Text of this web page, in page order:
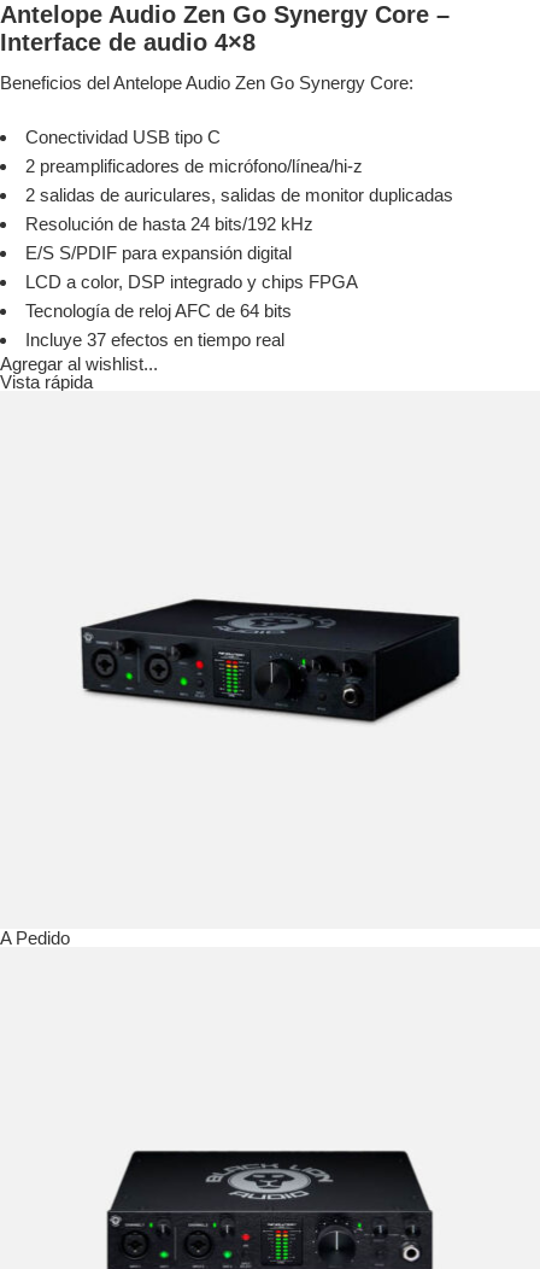
Antelope Audio Zen Go Synergy Core –
Interface de audio 4×8
Beneficios del Antelope Audio Zen Go Synergy Core:
Conectividad USB tipo C
2 preamplificadores de micrófono/línea/hi-z
2 salidas de auriculares, salidas de monitor duplicadas
Resolución de hasta 24 bits/192 kHz
E/S S/PDIF para expansión digital
LCD a color, DSP integrado y chips FPGA
Tecnología de reloj AFC de 64 bits
Incluye 37 efectos en tiempo real
Agregar al wishlist...
Vista rápida
A Pedido